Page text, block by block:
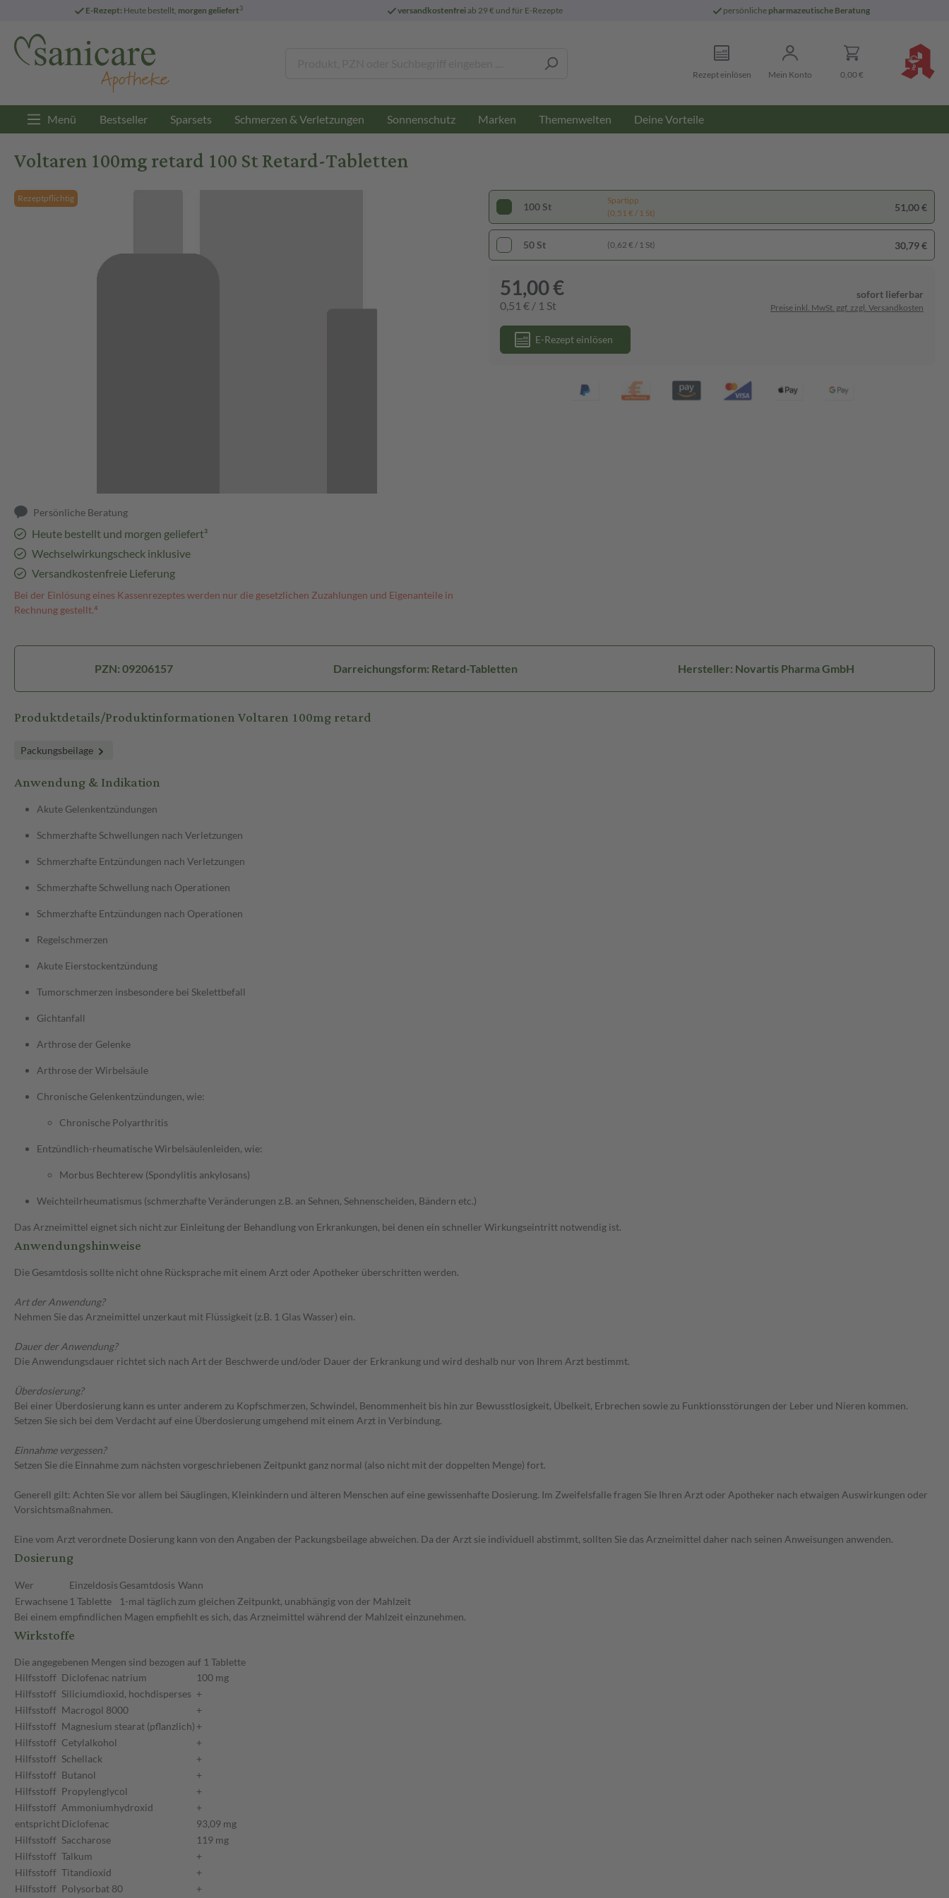
E-Rezept: Heute bestellt, morgen geliefert3 versandkostenfreiab 29 € und für E-Rezepte persönliche pharmazeutische Beratung
Rezept einlösen Mein Konto 0,00 €
Menü Bestseller Sparsets Schmerzen & Verletzungen Sonnenschutz Marken Themenwelten Deine Vorteile
Voltaren 100mg retard 100 St Retard-Tabletten
Rezeptpflichtig
Persönliche Beratung
Heute bestellt und morgen geliefert³
Wechselwirkungscheck inklusive
Versandkostenfreie Lieferung
Bei der Einlösung eines Kassenrezeptes werden nur die gesetzlichen Zuzahlungen und Eigenanteile in
Rechnung gestellt.⁴
100 St
Spartipp
(0,51 € / 1 St)
51,00 €
50 St (0,62 € / 1 St) 30,79 €
51,00 €
0,51 € / 1 St
sofort lieferbar
Preise inkl. MwSt. ggf. zzgl. Versandkosten
E-Rezept einlösen
PZN: 09206157 Darreichungsform: Retard-Tabletten Hersteller: Novartis Pharma GmbH
Produktdetails/Produktinformationen Voltaren 100mg retard
Packungsbeilage
Anwendung & Indikation
Akute Gelenkentzündungen
Schmerzhafte Schwellungen nach Verletzungen
Schmerzhafte Entzündungen nach Verletzungen
Schmerzhafte Schwellung nach Operationen
Schmerzhafte Entzündungen nach Operationen
Regelschmerzen
Akute Eierstockentzündung
Tumorschmerzen insbesondere bei Skelettbefall
Gichtanfall
Arthrose der Gelenke
Arthrose der Wirbelsäule
Chronische Gelenkentzündungen, wie:
Chronische Polyarthritis
Entzündlich-rheumatische Wirbelsäulenleiden, wie:
Morbus Bechterew (Spondylitis ankylosans)
Weichteilrheumatismus (schmerzhafte Veränderungen z.B. an Sehnen, Sehnenscheiden, Bändern etc.)
Das Arzneimittel eignet sich nicht zur Einleitung der Behandlung von Erkrankungen, bei denen ein schneller Wirkungseintritt notwendig ist.
Anwendungshinweise
Die Gesamtdosis sollte nicht ohne Rücksprache mit einem Arzt oder Apotheker überschritten werden.
Art der Anwendung?
Nehmen Sie das Arzneimittel unzerkaut mit Flüssigkeit (z.B. 1 Glas Wasser) ein.
Dauer der Anwendung?
Die Anwendungsdauer richtet sich nach Art der Beschwerde und/oder Dauer der Erkrankung und wird deshalb nur von Ihrem Arzt bestimmt.
Überdosierung?
Bei einer Überdosierung kann es unter anderem zu Kopfschmerzen, Schwindel, Benommenheit bis hin zur Bewusstlosigkeit, Übelkeit, Erbrechen sowie zu Funktionsstörungen der Leber und Nieren kommen.
Setzen Sie sich bei dem Verdacht auf eine Überdosierung umgehend mit einem Arzt in Verbindung.
Einnahme vergessen?
Setzen Sie die Einnahme zum nächsten vorgeschriebenen Zeitpunkt ganz normal (also nicht mit der doppelten Menge) fort.
Generell gilt: Achten Sie vor allem bei Säuglingen, Kleinkindern und älteren Menschen auf eine gewissenhafte Dosierung. Im Zweifelsfalle fragen Sie Ihren Arzt oder Apotheker nach etwaigen Auswirkungen oder
Vorsichtsmaßnahmen.
Eine vom Arzt verordnete Dosierung kann von den Angaben der Packungsbeilage abweichen. Da der Arzt sie individuell abstimmt, sollten Sie das Arzneimittel daher nach seinen Anweisungen anwenden.
Dosierung
Wer Einzeldosis Gesamtdosis Wann
Erwachsene 1 Tablette 1-mal täglich zum gleichen Zeitpunkt, unabhängig von der Mahlzeit
Bei einem empfindlichen Magen empfiehlt es sich, das Arzneimittel während der Mahlzeit einzunehmen.
Wirkstoffe
Die angegebenen Mengen sind bezogen auf 1 Tablette
Hilfsstoff Diclofenac natrium
100 mg
Hilfsstoff Siliciumdioxid, hochdisperses +
Hilfsstoff Macrogol 8000
+
Hilfsstoff Magnesium stearat (pflanzlich) +
Hilfsstoff Cetylalkohol
+
Hilfsstoff Schellack
+
Hilfsstoff Butanol
+
Hilfsstoff Propylenglycol
+
Hilfsstoff Ammoniumhydroxid
+
entsprichtDiclofenac
93,09 mg
Hilfsstoff Saccharose
119 mg
Hilfsstoff Talkum
+
Hilfsstoff Titandioxid
+
Hilfsstoff Polysorbat 80
+